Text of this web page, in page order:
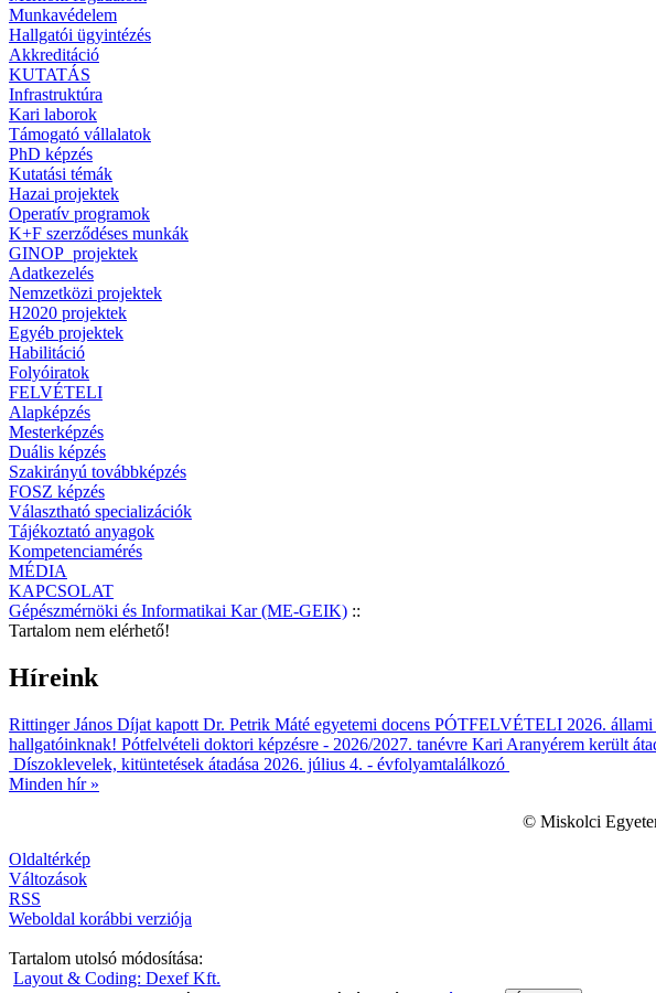
Munkavédelem
Hallgatói ügyintézés
Akkreditáció
KUTATÁS
Infrastruktúra
Kari laborok
Támogató vállalatok
PhD képzés
Kutatási témák
Hazai projektek
Operatív programok
K+F szerződéses munkák
GINOP_projektek
Adatkezelés
Nemzetközi projektek
H2020 projektek
Egyéb projektek
Habilitáció
Folyóiratok
FELVÉTELI
Alapképzés
Mesterképzés
Duális képzés
Szakirányú továbbképzés
FOSZ képzés
Választható specializációk
Tájékoztató anyagok
Kompetenciamérés
MÉDIA
KAPCSOLAT
Gépészmérnöki és Informatikai Kar (ME-GEIK) ::
Tartalom nem elérhető!
Híreink
Rittinger János Díjat kapott Dr. Petrik Máté egyetemi docens PÓTFELVÉTELI 2026. állami
hallgatóinknak! Pótfelvételi doktori képzésre - 2026/2027. tanévre Kari Aranyérem került
Díszoklevelek, kitüntetések átadása 2026. július 4. - évfolyamtalálkozó
Minden hír »
© Miskolci
Oldaltérkép
Változások
RSS
Weboldal korábbi verziója
Tartalom utolsó módosítása:
Layout & Coding: Dexef Kft.